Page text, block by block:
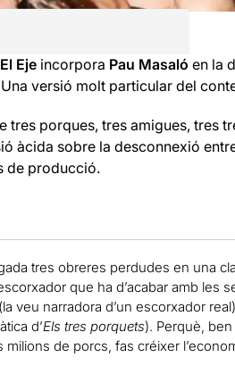
El Eje incorpora Pau Masaló en la
versió molt particular del
tres porques, tres amigues, tres
àcida sobre la desconnexió
de producció.
tres obreres perdudes en una
que ha d’acabar amb les
veu narradora d’un escorxador
d’Els tres porquets). Perquè,
de porcs, fas créixer